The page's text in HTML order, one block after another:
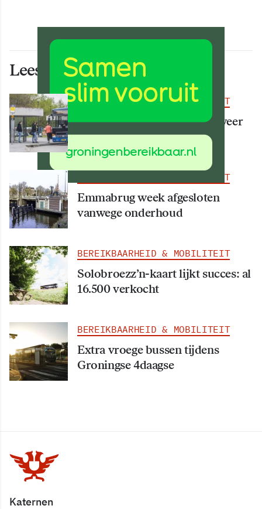
Lees ook deze artikelen
BEREIKBAARHEID & MOBILITEIT
Vanaf 15 augustus rijden er weer
meer bussen
BEREIKBAARHEID & MOBILITEIT
Emmabrug week afgesloten
vanwege onderhoud
BEREIKBAARHEID & MOBILITEIT
Solobroezz’n-kaart lijkt succes: al
16.500 verkocht
BEREIKBAARHEID & MOBILITEIT
Extra vroege bussen tijdens
Groningse 4daagse
Katernen